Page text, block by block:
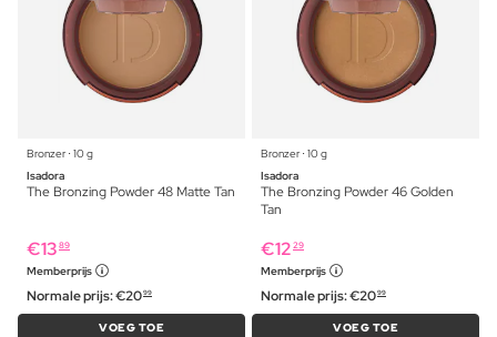
Bronzer ⋅ 10 g
Isadora
The Bronzing Powder 48 Matte Tan
€13 89
Memberprijs
Normale prijs:€2099
VOEG TOE
Bronzer ⋅ 10 g
Isadora
The Bronzing Powder 46 Golden
Tan
€12 29
Memberprijs
Normale prijs:€2099
VOEG TOE